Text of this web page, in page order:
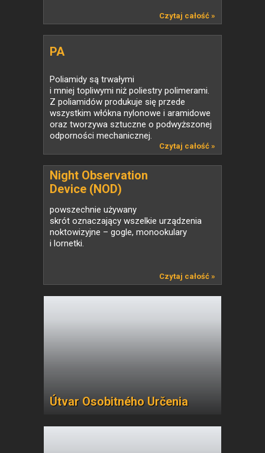
Czytaj całość »
PA
Poliamidy są trwałymi
i mniej topliwymi niż poliestry polimerami.
Z poliamidów produkuje się przede
wszystkim włókna nylonowe i aramidowe
oraz tworzywa sztuczne o podwyższonej
odporności mechanicznej.
Czytaj całość »
Night Observation
Device (NOD)
powszechnie używany
skrót oznaczający wszelkie urządzenia
noktowizyjne – gogle, monookulary
i lornetki.
Czytaj całość »
Útvar Osobitného Určenia